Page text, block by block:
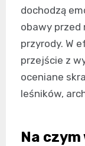
dochodzą
obawy przed
przyrody. W
przejście z
oceniane
leśników,
Na czym